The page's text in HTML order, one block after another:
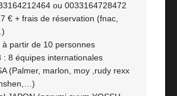
ou 0033164728472
€ + frais de réservation (fnac,
à partir de 10 personnes
: 8 équipes internationales
(Palmer, marlon, moy ,rudy rexx